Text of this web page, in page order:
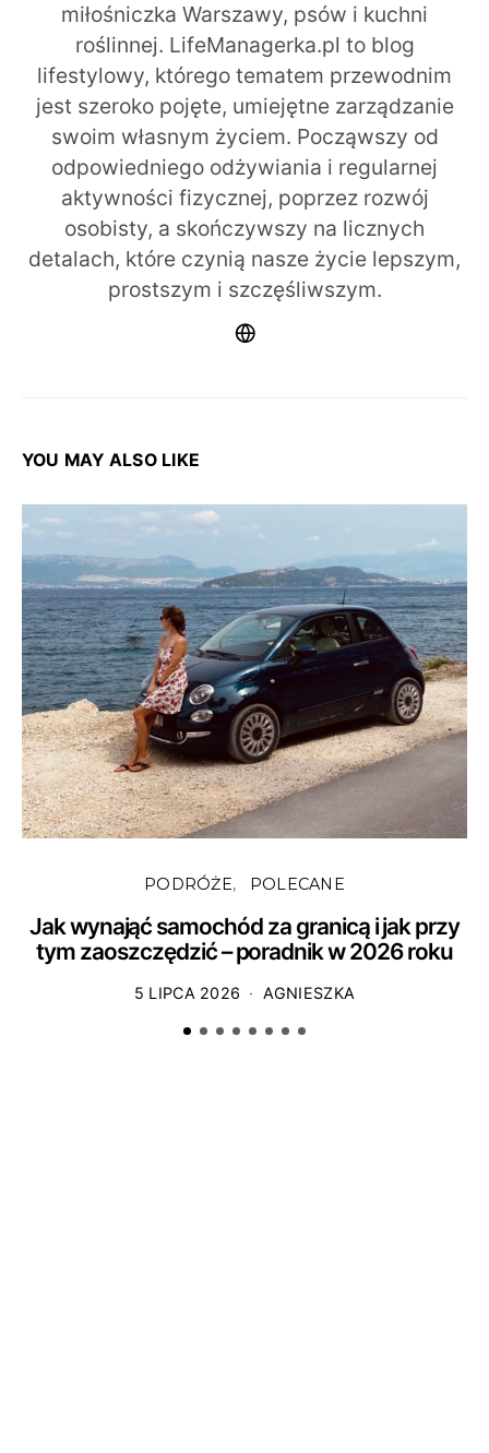
miłośniczka Warszawy, psów i kuchni
roślinnej. LifeManagerka.pl to blog
lifestylowy, którego tematem przewodnim
jest szeroko pojęte, umiejętne zarządzanie
swoim własnym życiem. Począwszy od
odpowiedniego odżywiania i regularnej
aktywności fizycznej, poprzez rozwój
osobisty, a skończywszy na licznych
detalach, które czynią nasze życie lepszym,
prostszym i szczęśliwszym.
YOU MAY ALSO LIKE
PODRÓŻE POLECANE
Jak wynająć samochód za granicą i jak przy
tym zaoszczędzić – poradnik w 2026 roku
5 LIPCA 2026 AGNIESZKA